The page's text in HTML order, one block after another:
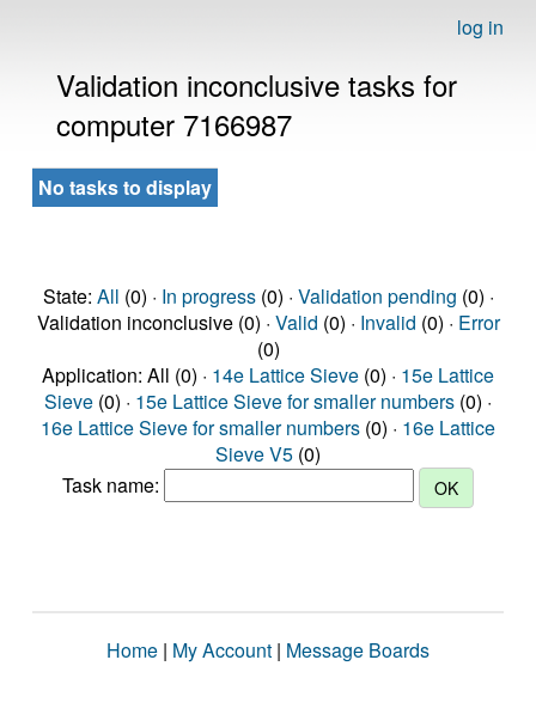
log in
Validation inconclusive tasks for
computer 7166987
No tasks to display
State: All (0) · In progress(0) · Validation pending (0) ·
Validation inconclusive (0) · Valid (0) · Invalid (0) · Error
(0)
Application: All (0) · 14e Lattice Sieve (0) · 15e Lattice
Sieve (0) · 15e Lattice Sieve for smaller numbers (0) ·
16e Lattice Sieve for smaller numbers (0) · 16e Lattice
Sieve V5 (0)
Task name:
Home | My Account | Message Boards